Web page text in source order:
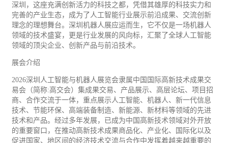
深圳，这座充满创新活力的科技之都，凭借其雄厚的科技实力和
完善的产业生态，成为了人工智能行业展示前沿成果、交流创新
理念的理想舞台。深圳机器人展应运而生，它不仅是一场机器人
领域的技术盛宴，更是行业发展的风向标，汇聚了全球人工智能
领域的顶尖企业、创新产品与前沿技术。
展会介绍
2026深圳人工智能与机器人展览会隶属中国国际高新技术成果交
易会（简称:高交会）集成果交易、产品展示、高层论坛、项目招
商、合作交流于一体，重点展示人工智能、机器人、新一代信息
技术、 节能环保、高端装备制造、新能源、新材料等领域的先进
技术和产品。经过多年发展，已成为中国高新技术领域对外开放
的重要窗口，在推动高新技术成果商品化、产业化、国际化以及
促进国家、地区间的经济技术交流与合作中发挥着越来越重要的